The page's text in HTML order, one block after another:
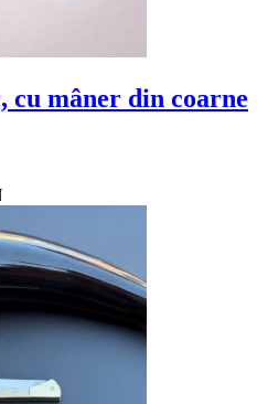
cu mâner din coarne